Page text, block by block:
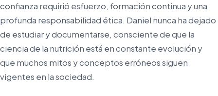
confianza requirió esfuerzo, formación continua y una
profunda responsabilidad ética. Daniel nunca ha dejado
de estudiar y documentarse, consciente de que la
ciencia de la nutrición está en constante evolución y
que muchos mitos y conceptos erróneos siguen
vigentes en la sociedad.